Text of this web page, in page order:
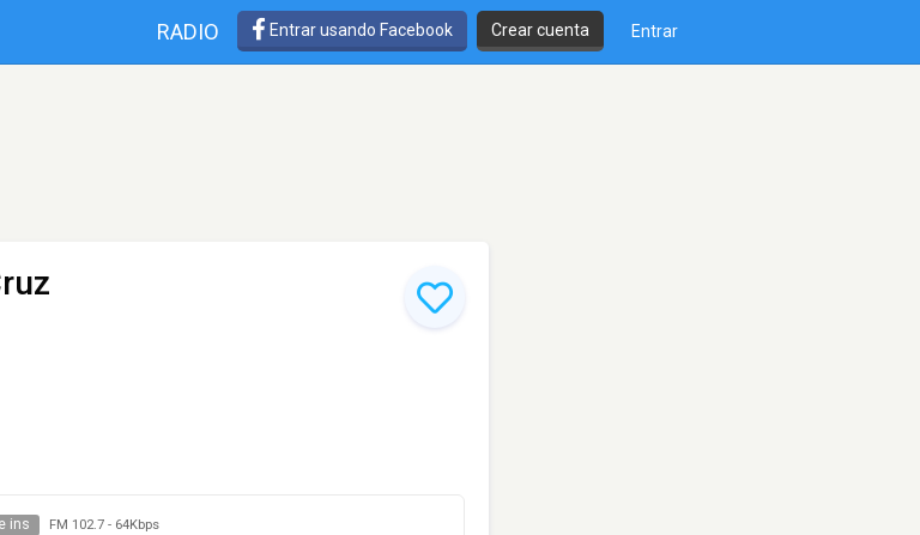
RADIO Entrar usando Facebook Crear cuenta Entrar
ins FM 102.7- 64Kbps